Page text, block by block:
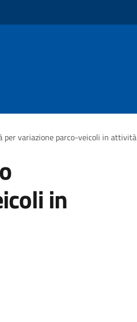
variazione parco-veicoli in
in